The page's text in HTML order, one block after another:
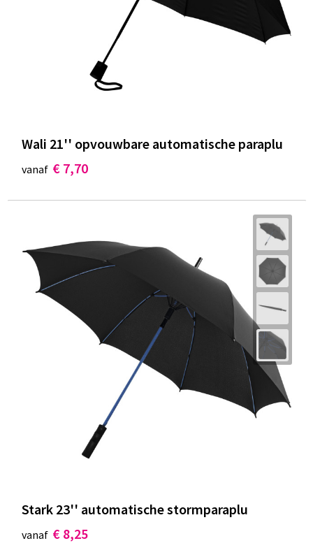
Wali 21'' opvouwbare automatische paraplu
vanaf € 7,70
Stark 23'' automatische stormparaplu
vanaf € 8,25